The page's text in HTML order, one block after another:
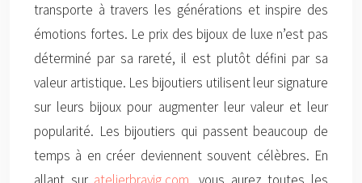
transporte à travers les générations et inspire des
émotions fortes. Le prix des bijoux de luxe n’est pas
déterminé par sa rareté, il est plutôt défini par sa
valeur artistique. Les bijoutiers utilisent leur signature
sur leurs bijoux pour augmenter leur valeur et leur
popularité. Les bijoutiers qui passent beaucoup de
temps à en créer deviennent souvent célèbres. En